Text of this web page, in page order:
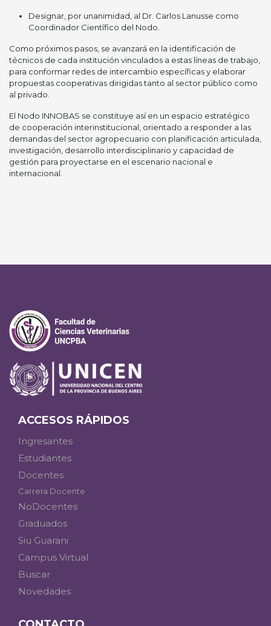
Designar, por unanimidad, al Dr. Carlos Lanusse como
Coordinador Científico del Nodo.
Como próximos pasos, se avanzará en la identificación de
técnicos de cada institución vinculados a estas líneas de trabajo,
para conformar redes de intercambio específicas y elaborar
propuestas cooperativas dirigidas tanto al sector público como
al privado.
El Nodo INNOBAS se constituye así en un espacio estratégico
de cooperación interinstitucional, orientado a responder a las
demandas del sector agropecuario con planificación articulada,
investigación, desarrollo interdisciplinario y capacidad de
gestión para proyectarse en el escenario nacional e
internacional.
ACCESOS RÁPIDOS
Ingresantes
Estudiantes
Docentes
Carrera Docente
NoDocentes
Graduados
Siu Guarani
Campus Virtual
Buscar
Novedades